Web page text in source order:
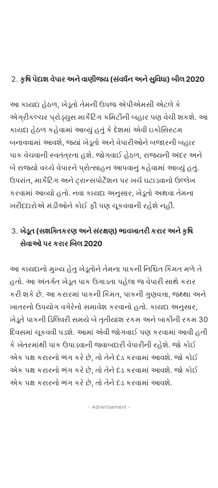
કૃષિ પેદાશ વેપાર અને વાણીજ્ય (સંવર્ધન અને સુવિધા) બીલ 2020
આ કાયદા હેઠળ, ખેડૂતો તેમની ઉપજ એપીએમસી એટલે કે
એગ્રીકલ્ચર પ્રોડ્યુસ માર્કેટિંગ કમિટીની બહાર પણ વેચી શકશે. આ
કાયદા હેઠળ કહેવામાં આવ્યું હતું કે દેશમાં એવી ઇકોસિસ્ટમ
બનાવવામાં આવશે, જ્યાં ખેડૂતો અને વેપારીઓને બજારની બહાર
પાક વેચવાની સ્વતંત્રતા હશે. જોગવાઈ હેઠળ, રાજ્યની અંદર અને
બે રાજ્યો વચ્ચે વેપારને પ્રોત્સાહન આપવાનું કહેવામાં આવ્યું હતું.
ઉપરાંત, માર્કેટિંગ અને ટ્રાન્સપોર્ટેશન પર ખર્ચ ઘટાડવાનો ઉલ્લેખ
કરવામાં આવ્યો હતો. નવા કાયદા અનુસાર, ખેડૂતો અથવા તેમના
ખરીદદારોએ મંડીઓને કોઈ ફી પણ ચૂકવવાની રહેશે નહીં.
ખેડૂત (સશક્તિકરણ અને સંરક્ષણ) ભાવખાતરીકરાર અને કૃષિ
સેવાઓ પર કરાર બિલ 2020
આ કાયદાનો મુખ્ય હેતુ ખેડૂતોને તેમના પાકની નિશ્ચિત કિંમત મળે તે
હતો. આ અંતર્ગત ખેડૂત પાક ઉગાડતા પહેલા જ વેપારી સાથે કરાર
કરી શકે છે. આ કરારમાં પાકની કિંમત, પાકની ગુણવત્તા, જથ્થા અને
ખાતરનો ઉપયોગ વગેરેનો સમાવેશ કરવાનો હતો. કાયદા અનુસાર,
ખેડૂતે પાકની ડિલિવરી સમયે બે તૃતીયાંશ રકમ અને બાકીની રકમ 30
દિવસમાં ચૂકવવી પડશે. આમાં એવી જોગવાઈ પણ કરવામાં આવી હતી
કે ખેતરમાંથી પાક ઉપાડવાની જવાબદારી વેપારીની રહેશે. જો કોઈ
એક પક્ષ કરારનો ભંગ કરે છે, તો તેને દંડ કરવામાં આવશે. જો કોઈ
એક પક્ષ કરારનો ભંગ કરે છે, તો તેને દંડ કરવામાં આવશે. જો કોઈ
એક પક્ષ કરારનો ભંગ કરે છે, તો તેને દંડ કરવામાં આવશે.
- Advertisement -